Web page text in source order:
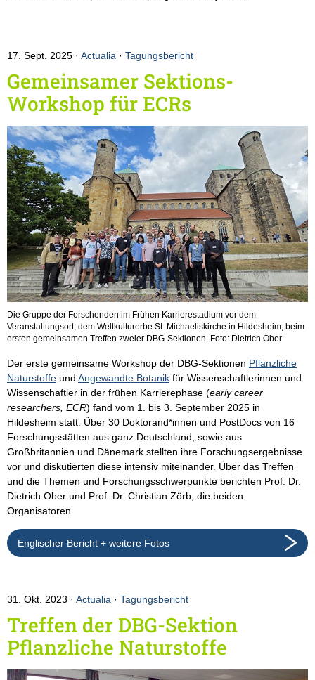
17. Sept. 2025 Actualia · Tagungsbericht
Gemeinsamer Sektions-
Workshop für ECRs
Die Gruppe der Forschenden im Frühen Karrierestadium vor dem
Veranstaltungsort, dem Weltkulturerbe St. Michaeliskirche in Hildesheim, beim
ersten gemeinsamen Treffen zweier DBG-Sektionen. Foto: Dietrich Ober
Der erste gemeinsame Workshop der DBG-Sektionen Pflanzliche
Naturstoffe und Angewandte Botanik für Wissenschaftlerinnen und
Wissenschaftler in der frühen Karrierephase (early career
researchers, ECR) fand vom 1. bis 3. September 2025 in
Hildesheim statt. Über 30 Doktorand*innen und PostDocs von 16
Forschungsstätten aus ganz Deutschland, sowie aus
Großbritannien und Dänemark stellten ihre Forschungsergebnisse
vor und diskutierten diese intensiv miteinander. Über das Treffen
und die Themen und Forschungsschwerpunkte berichten Prof. Dr.
Dietrich Ober und Prof. Dr. Christian Zörb, die beiden
Organisatoren.
Englischer Bericht + weitere Fotos
31. Okt. 2023 Actualia · Tagungsbericht
Treffen der DBG-Sektion
Pflanzliche Naturstoffe